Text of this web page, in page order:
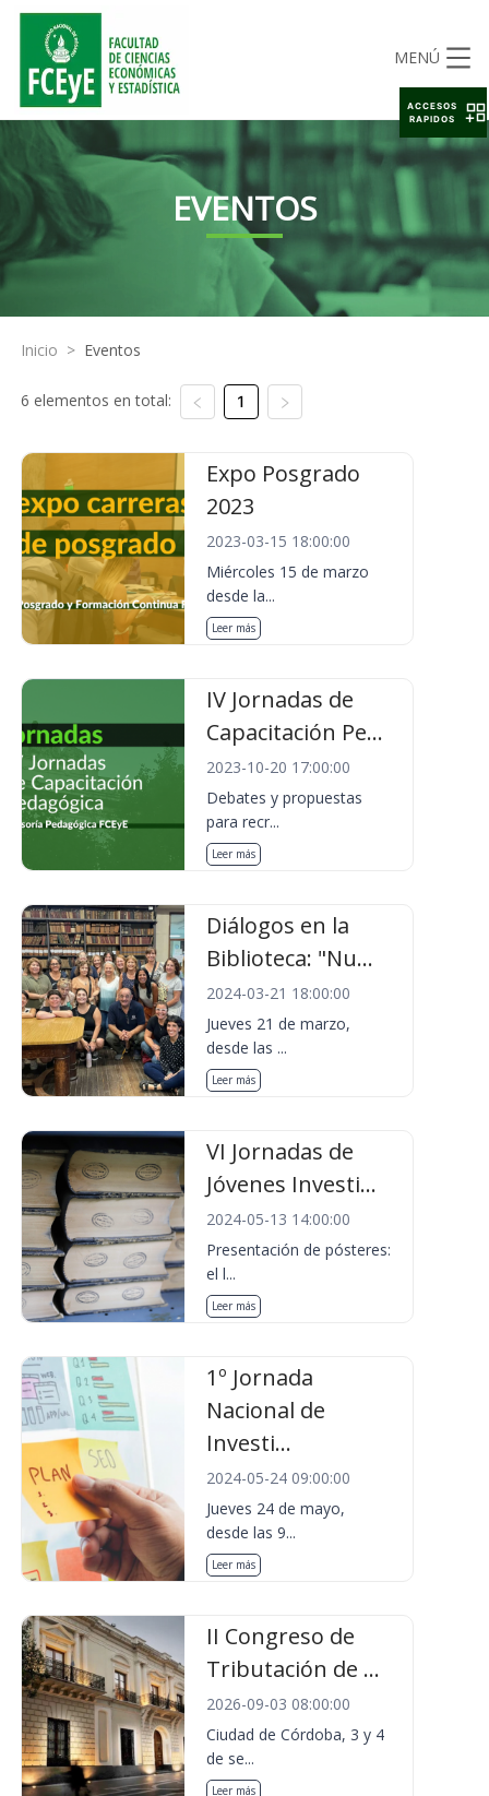
MENÚ
EVENTOS
Inicio > Eventos
6 elementos en total: 1
Expo Posgrado
2023
2023-03-15 18:00:00
Miércoles 15 de marzo
desde la...
Leer más
IV Jornadas de
Capacitación Pe...
2023-10-20 17:00:00
Debates y propuestas
para recr...
Leer más
Diálogos en la
Biblioteca: "Nu...
2024-03-21 18:00:00
Jueves 21 de marzo,
desde las ...
Leer más
VI Jornadas de
Jóvenes Investi...
2024-05-13 14:00:00
Presentación de pósteres:
el l...
Leer más
1º Jornada
Nacional de
Investi...
2024-05-24 09:00:00
Jueves 24 de mayo,
desde las 9...
Leer más
II Congreso de
Tributación de ...
2026-09-03 08:00:00
Ciudad de Córdoba, 3 y 4
de se...
Leer más
ACCESOS
RAPIDOS